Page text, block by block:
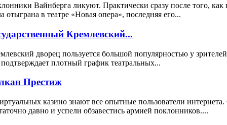
Вайнберга ликуют. Практически сразу после того, как
отыграна в театре «Новая опера», последняя его...
Кремлевский...
дворец пользуется большой популярностью у
плотный график театральных...
Престиж
казино знают все опытные пользователи
давно и успели обзавестись армией поклонников....